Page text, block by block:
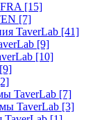
[15]
[7]
TaverLab [41]
[9]
[10]
[9]
TaverLab [7]
TaverLab [3]